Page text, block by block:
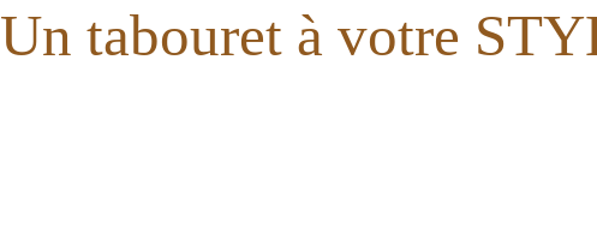
Un tabouret à votre